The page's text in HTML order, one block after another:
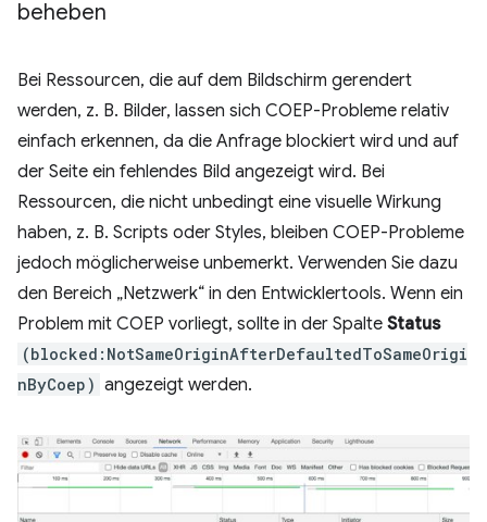
beheben
Bei Ressourcen, die auf dem Bildschirm gerendert
werden, z. B. Bilder, lassen sich COEP-Probleme relativ
einfach erkennen, da die Anfrage blockiert wird und auf
der Seite ein fehlendes Bild angezeigt wird. Bei
Ressourcen, die nicht unbedingt eine visuelle Wirkung
haben, z. B. Scripts oder Styles, bleiben COEP-Probleme
jedoch möglicherweise unbemerkt. Verwenden Sie dazu
den Bereich „Netzwerk“ in den Entwicklertools. Wenn ein
Problem mit COEP vorliegt, sollte in der Spalte Status
(blocked:NotSameOriginAfterDefaultedToSameOrigi
nByCoep) angezeigt werden.